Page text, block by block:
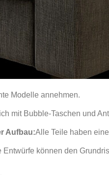
Modelle annehmen.
mit Bubble-Taschen und
Aufbau:Alle Teile haben
Entwürfe können den